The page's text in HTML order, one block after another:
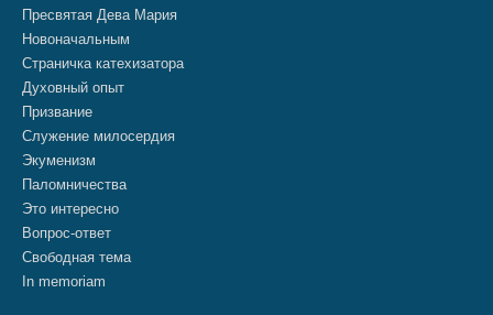
Пресвятая Дева Мария
Новоначальным
Страничка катехизатора
Духовный опыт
Призвание
Служение милосердия
Экуменизм
Паломничества
Это интересно
Вопрос-ответ
Свободная тема
In memoriam